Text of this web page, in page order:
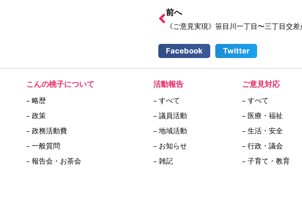
前へ
Facebook Twitter
こんの桃子について
– 略歴
– 政策
– 政務活動費
– 一般質問
– 報告会・お茶会
活動報告
– すべて
– 議員活動
– 地域活動
– お知らせ
– 雑記
ご意見対応
– すべて
– 医療・福祉
– 生活・安全
– 行政・議会
– 子育て・教育